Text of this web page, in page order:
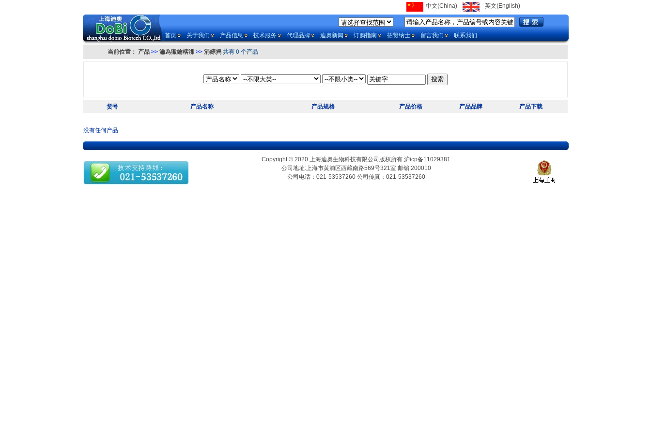
中文(China) 英文(English)
首页 关于我们 产品信息 技术服务 代理品牌 迪奥新闻 订购指南 招贤纳士 留言我们 联系我们
当前位置： 产品 >> 瀹為獙鑰楁潗 >> 涓婃捣 共有 0 个产品
货号 产品名称 产品规格 产品价格 产品品牌 产品下载
没有任何产品
Copyright © 2020 上海迪奥生物科技有限公司版权所有 沪icp备11029381
公司地址:上海市黄浦区西藏南路569号321室 邮编:200010
公司电话：021-53537260 公司传真：021-53537260